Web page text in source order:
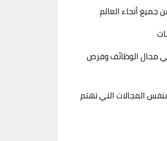
مجال الوظائف وفرص
المجالات التي تهتم